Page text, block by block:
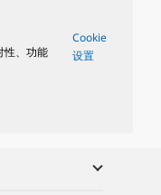
性、功能
Cookie
设置